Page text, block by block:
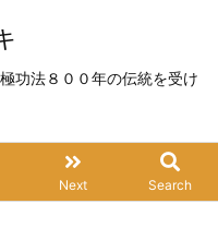
功法８００年の伝統を受け
Next Search